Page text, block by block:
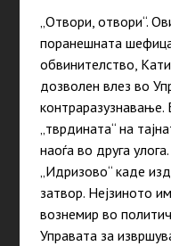
„Отвори, отвори“.
поранешната
обвинителство,
дозволен влез во
„тврдината“ на
наоѓа во друга
„Идризово“ каде
затвор. Нејзиното
вознемир во
Управата за